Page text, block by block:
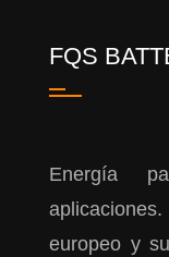
FQS
Energía
europeo y